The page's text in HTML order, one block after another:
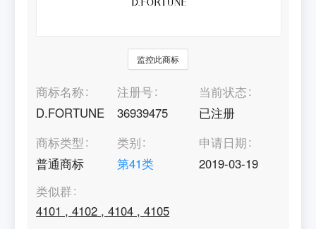
监控此商标
商标名称
D.FORTUNE
注册号
36939475
当前状态
已注册
商标类型
普通商标
类别
第41类
申请日期
2019-03-19
类似群
4101 ,4102 ,4104 ,4105